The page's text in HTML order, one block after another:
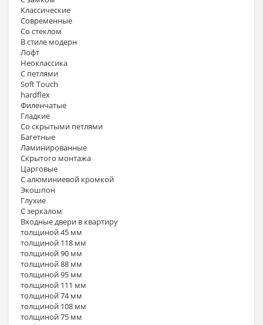
Классические
Современные
Со стеклом
В стиле модерн
Лофт
Неоклассика
С петлями
Soft Touch
hardflex
Филенчатые
Гладкие
Со скрытыми петлями
Багетные
Ламинированные
Скрытого монтажа
Царговые
С алюминиевой кромкой
Экошпон
Глухие
С зеркалом
Входные двери в квартиру
толщиной 45 мм
толщиной 118 мм
толщиной 90 мм
толщиной 88 мм
толщиной 95 мм
толщиной 111 мм
толщиной 74 мм
толщиной 108 мм
толщиной 75 мм